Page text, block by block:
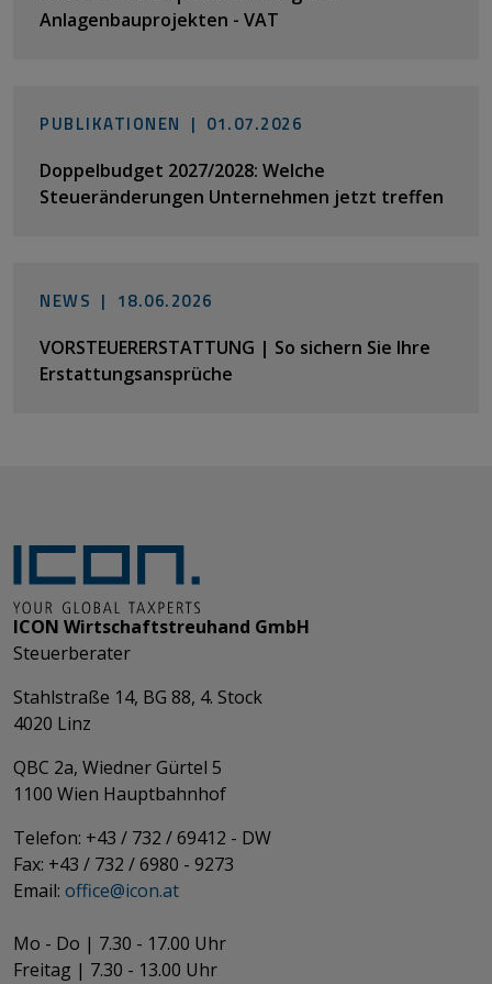
Anlagenbauprojekten - VAT
PUBLIKATIONEN | 01.07.2026
Doppelbudget 2027/2028: Welche
Steueränderungen Unternehmen jetzt treffen
NEWS | 18.06.2026
VORSTEUERERSTATTUNG | So sichern Sie Ihre
Erstattungsansprüche
ICON Wirtschaftstreuhand GmbH
Steuerberater
Stahlstraße 14, BG 88, 4. Stock
4020 Linz
QBC 2a, Wiedner Gürtel 5
​​​​​​​1100 Wien Hauptbahnhof
Telefon: +43 / 732 / 69412 - DW
Fax: +43 / 732 / 6980 - 9273
​​​​​​​Email: office@­icon.at
Mo - Do | 7.30 - 17.00 Uhr
Freitag | 7.30 - 13.00 Uhr​​​​​​​